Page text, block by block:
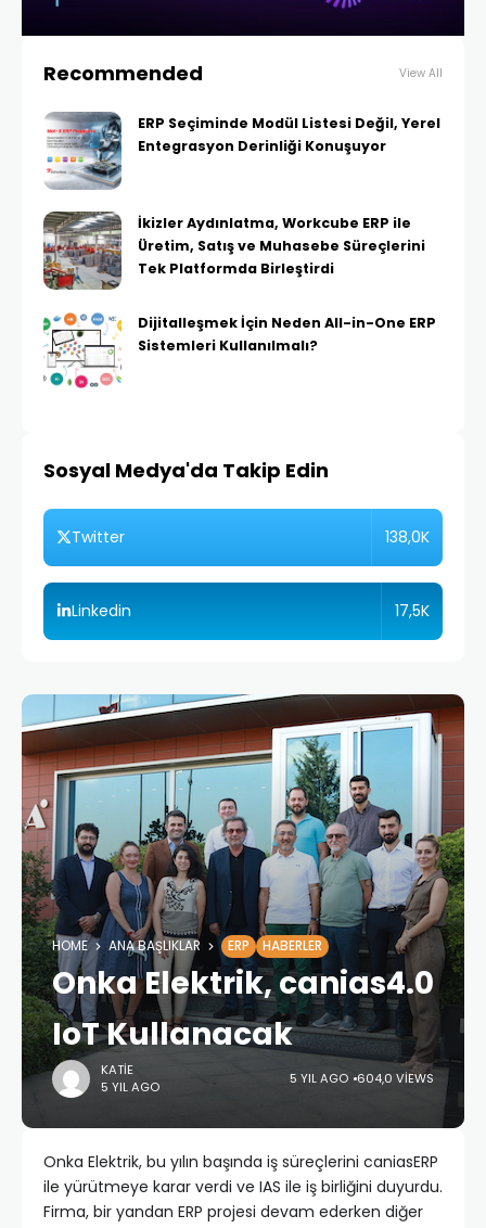
Recommended View All
ERP Seçiminde Modül Listesi Değil, Yerel
Entegrasyon Derinliği Konuşuyor
İkizler Aydınlatma, Workcube ERP ile
Üretim, Satış ve Muhasebe Süreçlerini
Tek Platformda Birleştirdi
Dijitalleşmek İçin Neden All-in-One ERP
Sistemleri Kullanılmalı?
Sosyal Medya'da Takip Edin
Twitter 138,0K
Linkedin 17,5K
HOME ANA BAŞLIKLAR ERP HABERLER
Onka Elektrik, canias4.0
IoT Kullanacak
KATIE
5 YIL AGO
5 YIL AGO 604,0 VIEWS
Onka Elektrik, bu yılın başında iş süreçlerini caniasERP
ile yürütmeye karar verdi ve IAS ile iş birliğini duyurdu.
Firma, bir yandan ERP projesi devam ederken diğer